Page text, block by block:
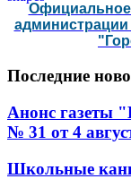
администрации
Последние
Анонс газеты
№ 31 от 4
Школьные